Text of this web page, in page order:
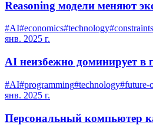
Reasoning модели меняют
#AI#economics#technology#constraints
янв. 2025 г.
AI неизбежно доминирует
#AI#programming#technology#future-
янв. 2025 г.
Персональный компьютер